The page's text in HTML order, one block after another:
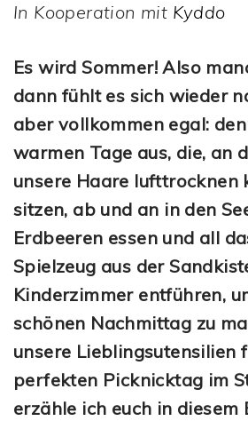
In Kooperation mit Kyddo
Es wird Sommer! Also
dann fühlt es sich wieder
aber vollkommen egal:
warmen Tage aus, die, an
unsere Haare lufttrocknen
sitzen, ab und an in den
Erdbeeren essen und all
Spielzeug aus der
Kinderzimmer entführen,
schönen Nachmittag zu
unsere Lieblingsutensilien
perfekten Picknicktag im
erzähle ich euch in diesem